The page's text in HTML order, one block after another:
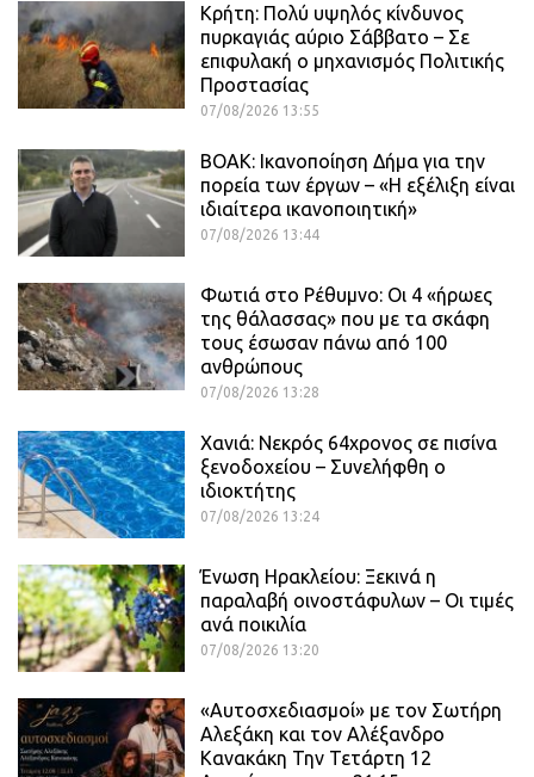
Κρήτη: Πολύ υψηλός κίνδυνος
πυρκαγιάς αύριο Σάββατο – Σε
επιφυλακή ο μηχανισμός Πολιτικής
Προστασίας
07/08/2026 13:55
ΒΟΑΚ: Ικανοποίηση Δήμα για την
πορεία των έργων – «Η εξέλιξη είναι
ιδιαίτερα ικανοποιητική»
07/08/2026 13:44
Φωτιά στο Ρέθυμνο: Οι 4 «ήρωες
της θάλασσας» που με τα σκάφη
τους έσωσαν πάνω από 100
ανθρώπους
07/08/2026 13:28
Χανιά: Νεκρός 64χρονος σε πισίνα
ξενοδοχείου – Συνελήφθη ο
ιδιοκτήτης
07/08/2026 13:24
Ένωση Ηρακλείου: Ξεκινά η
παραλαβή οινοστάφυλων – Οι τιμές
ανά ποικιλία
07/08/2026 13:20
«Αυτοσχεδιασμοί» με τον Σωτήρη
Αλεξάκη και τον Αλέξανδρο
Κανακάκη Την Τετάρτη 12